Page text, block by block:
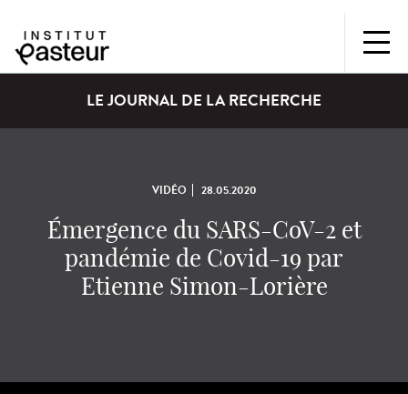
LE JOURNAL DE LA RECHERCHE
VIDÉO 28.05.2020
Émergence du SARS-CoV-2 et
pandémie de Covid-19 par
Etienne Simon-Lorière